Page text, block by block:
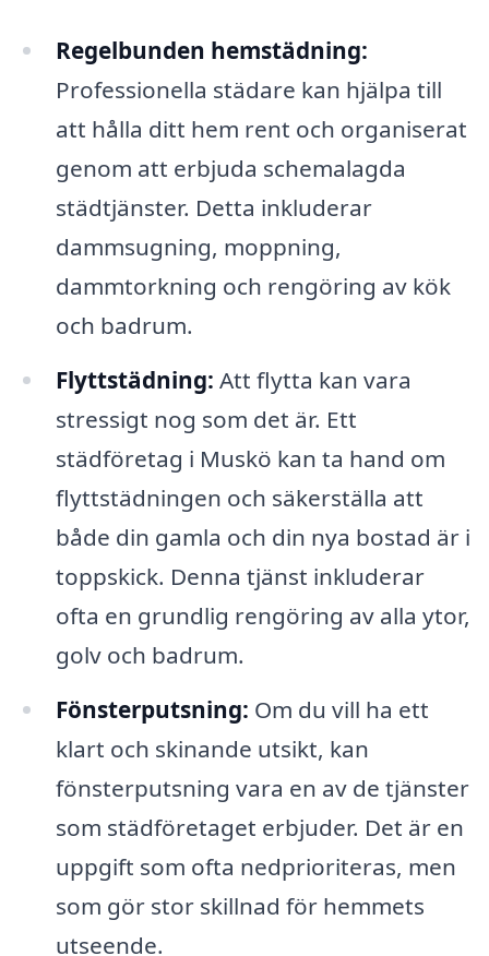
Regelbunden hemstädning:
Professionella städare kan hjälpa till
att hålla ditt hem rent och organiserat
genom att erbjuda schemalagda
städtjänster. Detta inkluderar
dammsugning, moppning,
dammtorkning och rengöring av kök
och badrum.
Flyttstädning: Att flytta kan vara
stressigt nog som det är. Ett
städföretag i Muskö kan ta hand om
flyttstädningen och säkerställa att
både din gamla och din nya bostad är i
toppskick. Denna tjänst inkluderar
ofta en grundlig rengöring av alla ytor,
golv och badrum.
Fönsterputsning: Om du vill ha ett
klart och skinande utsikt, kan
fönsterputsning vara en av de tjänster
som städföretaget erbjuder. Det är en
uppgift som ofta nedprioriteras, men
som gör stor skillnad för hemmets
utseende.